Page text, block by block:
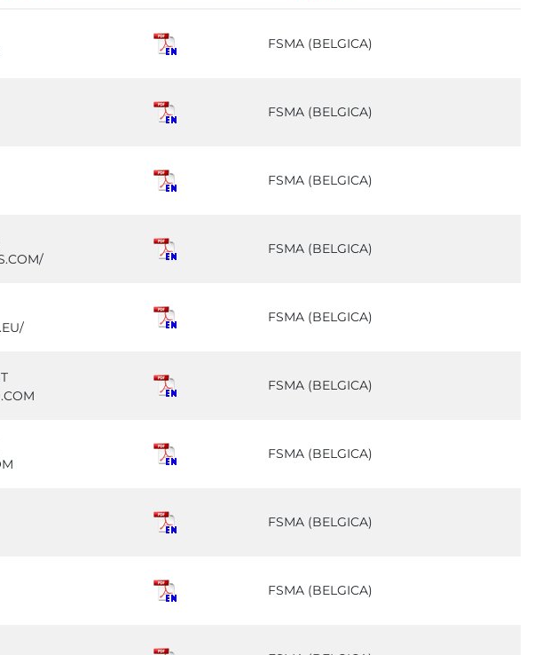
FSMA (BELGICA)
FSMA (BELGICA)
FSMA (BELGICA)
FSMA (BELGICA)
FSMA (BELGICA)
FSMA (BELGICA)
FSMA (BELGICA)
FSMA (BELGICA)
FSMA (BELGICA)